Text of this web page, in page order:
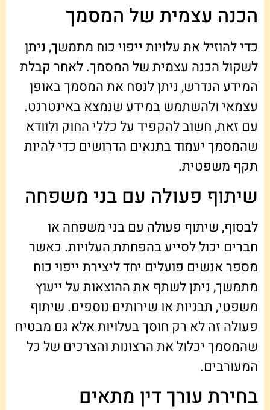
הכנה עצמית של המסמך
כדי להוזיל את עלויות ייפוי כוח מתמשך, ניתן
לשקול הכנה עצמית של המסמך. לאחר קבלת
המידע הנדרש, ניתן לנסח את המסמך באופן
עצמאי ולהשתמש במידע שנמצא באינטרנט.
עם זאת, חשוב להקפיד על כללי החוק ולוודא
שהמסמך יעמוד בתנאים הדרושים כדי להיות
תקף משפטית.
שיתוף פעולה עם בני משפחה
לבסוף, שיתוף פעולה עם בני משפחה או
חברים יכול לסייע בהפחתת העלויות. כאשר
מספר אנשים פועלים יחד ליצירת ייפוי כוח
מתמשך, ניתן לשתף את ההוצאות על ייעוץ
משפטי, תבניות או שירותים נוספים. שיתוף
פעולה זה לא רק חוסך בעלויות אלא גם מבטיח
שהמסמך יכלול את הרצונות והצרכים של כל
המעורבים.
בחירת עורך דין מתאים